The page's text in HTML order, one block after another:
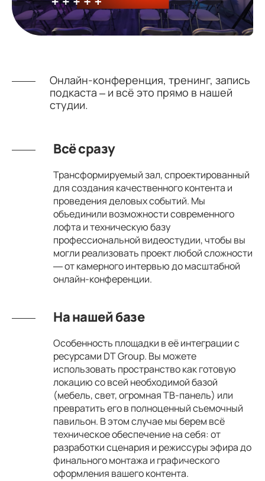
Онлайн-конференция, тренинг, запись
подкаста – и всё это прямо в нашей
студии.
Всё сразу
Трансформируемый зал, спроектированный
для создания качественного контента и
проведения деловых событий. Мы
объединили возможности современного
лофта и техническую базу
профессиональной видеостудии, чтобы вы
могли реализовать проект любой сложности
— от камерного интервью до масштабной
онлайн-конференции.
На нашей базе
Особенность площадки в её интеграции с
ресурсами DT Group. Вы можете
использовать пространство как готовую
локацию со всей необходимой базой
(мебель, свет, огромная ТВ-панель) или
превратить его в полноценный съемочный
павильон. В этом случае мы берем всё
техническое обеспечение на себя: от
разработки сценария и режиссуры эфира до
финального монтажа и графического
оформления вашего контента.